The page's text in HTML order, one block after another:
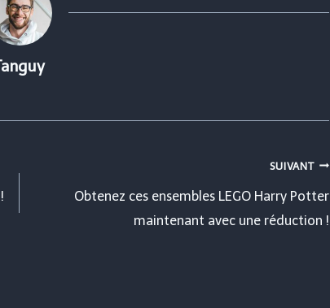
SUIVANT
Obtenez ces ensembles LEGO Harry Potter
maintenant avec une réduction !